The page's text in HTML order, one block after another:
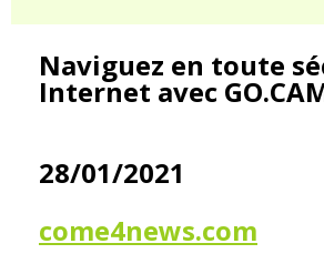
Naviguez en toute
Internet avec
28/01/2021
come4news.com